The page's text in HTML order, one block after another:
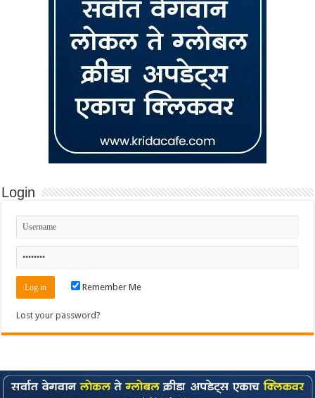
Login
Remember Me
Lost your password?